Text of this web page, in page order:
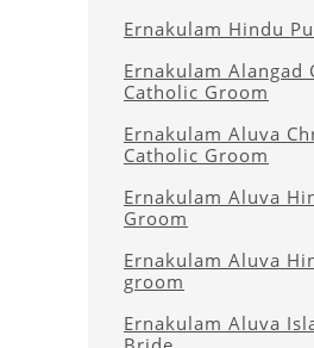
Ernakulam Hindu
Ernakulam Alangad
Catholic Groom
Ernakulam Aluva
Catholic Groom
Ernakulam Aluva
Groom
Ernakulam Aluva
groom
Ernakulam Aluva